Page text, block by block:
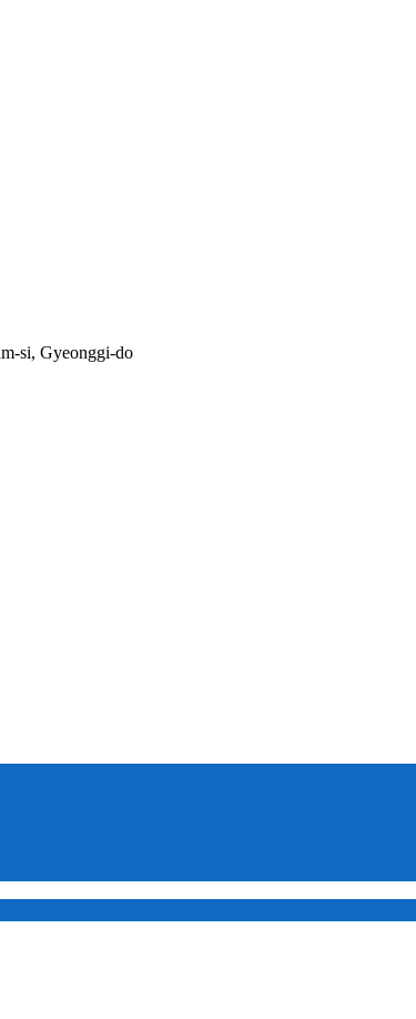
si, Gyeonggi-do